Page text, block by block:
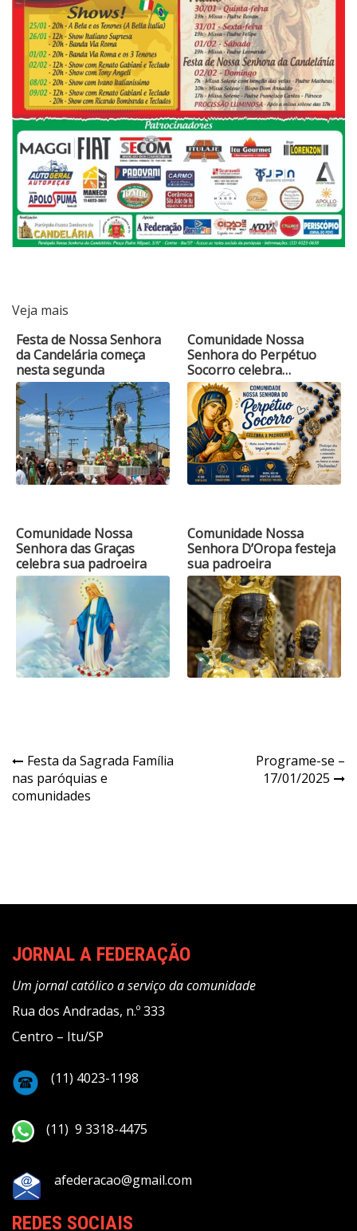
Veja mais
Festa de Nossa Senhora
da Candelária começa
nesta segunda
Comunidade Nossa
Senhora do Perpétuo
Socorro celebra…
Comunidade Nossa
Senhora das Graças
celebra sua padroeira
Comunidade Nossa
Senhora D’Oropa festeja
sua padroeira
Navegação
de
Festa da Sagrada Família
nas paróquias e
comunidades
Programe-se –
17/01/2025
JORNAL A FEDERAÇÃO
Um jornal católico a serviço da comunidade
Rua dos Andradas, n.º 333
Centro – Itu/SP
(11) 4023-1198
(11) 9 3318-4475
afederacao@gmail.com
REDES SOCIAIS